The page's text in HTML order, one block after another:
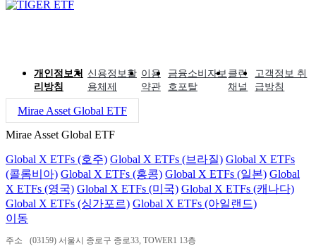
개인정보처
리방침
신용정보활
용체제
이용
약관
금융소비자보
호포탈
클린
채널
고객정보 취
급방침
Mirae Asset Global ETF
Mirae Asset Global ETF
Global X ETFs (호주) Global X ETFs (브라질) Global X ETFs
(콜롬비아) Global X ETFs (홍콩) Global X ETFs (일본) Global
X ETFs (영국) Global X ETFs (미국) Global X ETFs (캐나다)
Global X ETFs (싱가포르) Global X ETFs (아일랜드)
이동
주소 (03159) 서울시 종로구 종로33, TOWER1 13층